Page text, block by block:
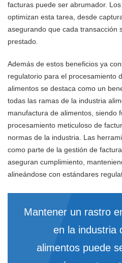
facturas puede ser abrumador.
optimizan esta tarea, desde
asegurando que cada transacción
prestado.
Además de estos beneficios ya
regulatorio para el procesamiento
alimentos se destaca como un
todas las ramas de la industria
manufactura de alimentos, siendo
procesamiento meticuloso de
normas de la industria. Las
como parte de la gestión de
aseguran cumplimiento,
alineándose con estándares
Mantener un rastro
en la industria
alimentos puede